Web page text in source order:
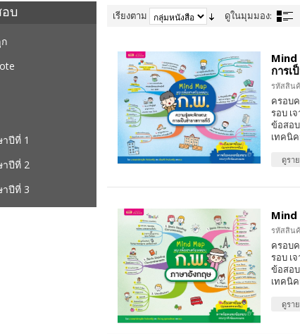
บ
ปีที่ 1
าปีที่ 2
ปีที่ 3
เรียงตาม ดูในมุมมอง:
Mind
การเ
รหัสสินค้
ครอบ
รอบ เ
ข้อสอ
เทคนิ
ดูรา
Mind
รหัสสิน
ครอบ
รอบ เ
ข้อสอ
เทคนิ
ดูรา